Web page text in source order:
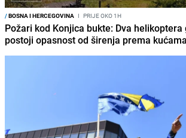
/BOSNA I HERCEGOVINA I PRIJE OKO 1H
Požari kod Konjica bukte: Dva helikoptera
postoji opasnost od širenja prema kućama